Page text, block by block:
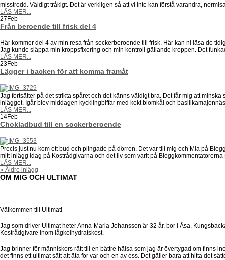
misstrodd. Väldigt tråkigt. Det är verkligen så att vi inte kan förstå varandra,
LÄS MER...
27 Feb
Från beroende till frisk del 4
Här kommer del 4 av min resa från sockerberoende till frisk. Här kan ni läsa de
Jag kunde släppa min kroppsfixering och min kontroll gällande kroppen. Det
LÄS MER...
23Feb
Lägger i backen för att komma framåt
Jag fortsätter på det strikta spåret och det känns väldigt bra. Det får mig att
inlägget. Igår blev middagen kycklingbiffar med kokt blomkål och
LÄS MER...
14Feb
Chokladbud till en sockerberoende
Precis just nu kom ett bud och plingade på dörren. Det var till mig och Mia på
mitt inlägg idag på Kostrådgivarna och det liv som varit på Bloggkommentatorerna
LÄS MER...
« Äldre inlägg
OM MIG OCH ULTIMAT
Välkommen till Ultimat!
Jag som driver Ultimat heter Anna-Maria Johansson är 32 år, bor i Åsa,
Kostrådgivare inom lågkolhydratskost.
Jag brinner för människors rätt till en bättre hälsa som jag är övertygad om finns
det finns ett ultimat sätt att äta för var och en av oss. Det gäller bara att hitta det